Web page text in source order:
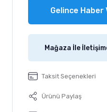
Gelince Haber
Mağaza İle
Taksit Seçenekleri
Ürünü Paylaş